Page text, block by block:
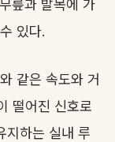
릎과 발목에 가
있다.
같은 속도와 거
떨어진 신호로
지하는 실내 루